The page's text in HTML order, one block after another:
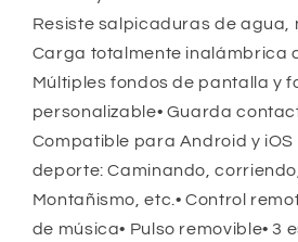
Resiste salpicaduras de agua,
Carga totalmente inalámbrica
Múltiples fondos de pantalla y
personalizable• Guarda
Compatible para Android y iOS
deporte: Caminando,
Montañismo, etc.• Control
de música• Pulso removible• 3